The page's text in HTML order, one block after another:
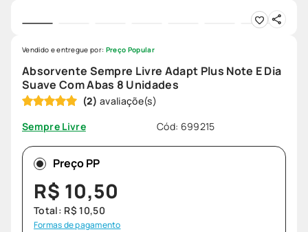
Absorvente Sempre Livre Adapt Plus Note E Dia
Suave Com Abas 8 Unidades
(2)
Sempre Livre
Cód: 699215
Vendido e entregue por: Preço Popular
Preço PP
R$ 10,50
Total: R$ 10,50
Formas de pagamento